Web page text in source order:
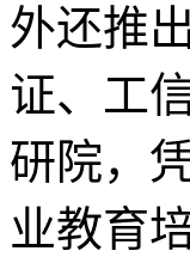
外还推
证、工
研院，
业教育